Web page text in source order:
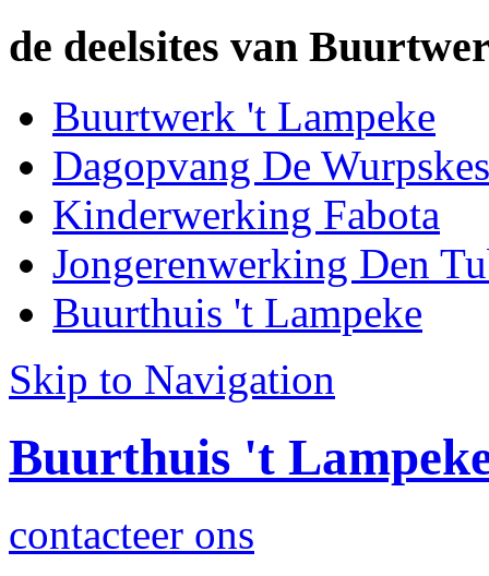
de deelsites van
Buurtwerk 't Lampeke
Dagopvang De Wurpskes
Kinderwerking Fabota
Jongerenwerking Den
Buurthuis 't Lampeke
Skip to Navigation
Buurthuis 't
contacteer ons